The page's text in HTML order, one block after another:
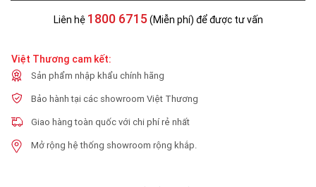
Liên hệ 1800 6715 (Miễn phí) để được tư vấn
Việt Thương cam kết:
Sản phẩm nhập khẩu chính hãng
Bảo hành tại các showroom Việt Thương
Giao hàng toàn quốc với chi phí rẻ nhất
Mở rộng hệ thống showroom rộng khắp.